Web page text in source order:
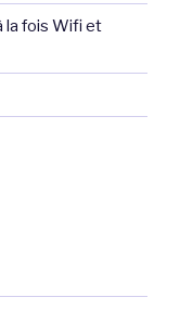
la fois Wifi et